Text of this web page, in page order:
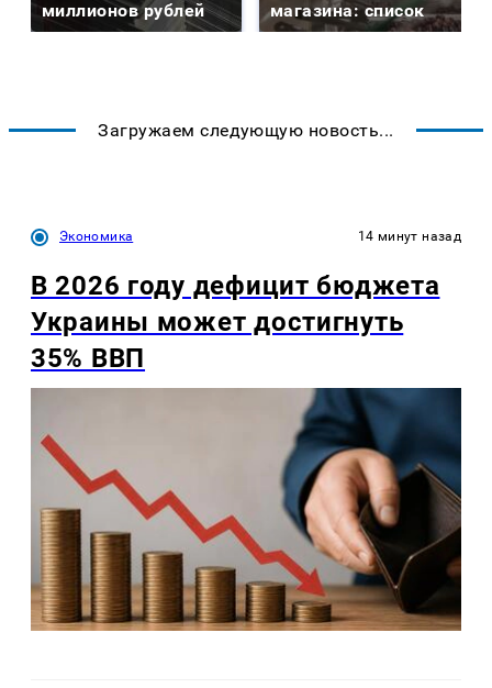
миллионов рублей магазина: список
Загружаем следующую новость...
Экономика 14 минут назад
В 2026 году дефицит бюджета
Украины может достигнуть
35% ВВП